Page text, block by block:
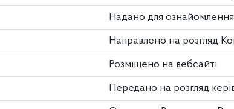
Надано для ознайомлення
Направлено на розгляд
Розміщено на вебсайті
Передано на розгляд